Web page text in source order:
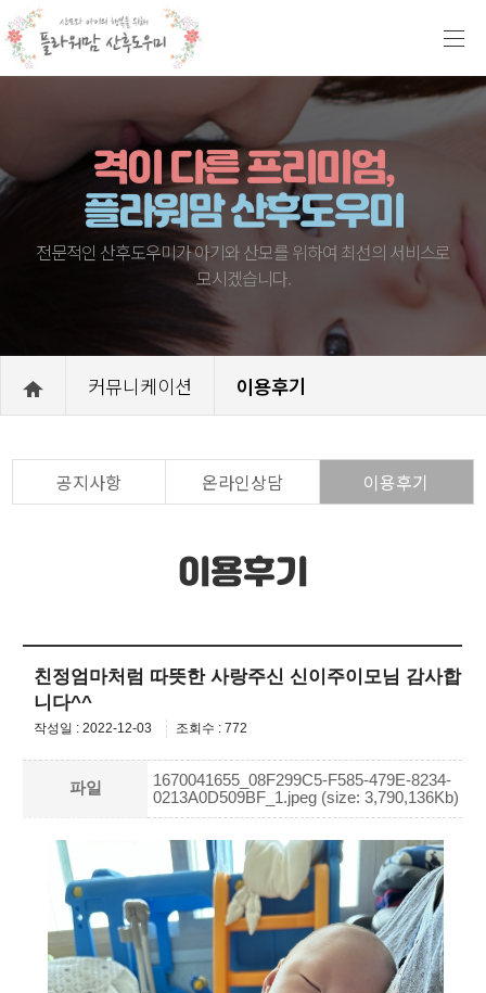
격이 다른 프리미엄,
플라워맘 산후도우미
전문적인 산후도우미가 아기와 산모를 위하여 최선의 서비스로
모시겠습니다.
커뮤니케이션 이용후기
공지사항 온라인상담 이용후기
이용후기
친정엄마처럼 따뜻한 사랑주신 신이주이모님 감사합
니다^^
작성일 : 2022-12-03 조회수 : 772
파일
1670041655_08F299C5-F585-479E-8234-
0213A0D509BF_1.jpeg (size: 3,790,136Kb)